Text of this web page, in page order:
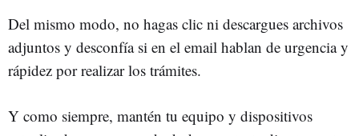
Del mismo modo, no hagas clic ni descargues archivos
adjuntos y desconfía si en el email hablan de urgencia y
rápidez por realizar los trámites.
Y como siempre, mantén tu equipo y dispositivos